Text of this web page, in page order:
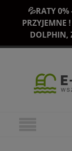
💦RATY
PRZYJEMNE
DOLPHIN,